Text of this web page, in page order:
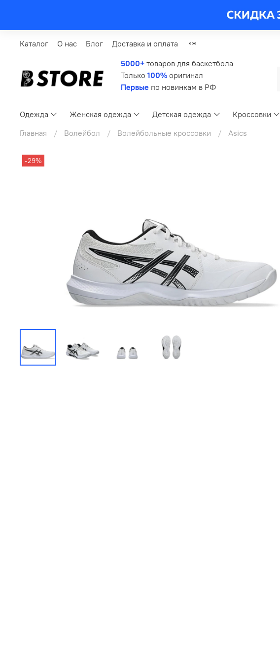
Каталог О нас Блог Доставка и оплата
5000+ товаров для баскетбола
Только 100% оригинал
Первые по новинкам в РФ
Одежда Женская одежда Детская одежда Кроссовки
Главная
Волейбол Волейбольные кроссовки Asics
-29%